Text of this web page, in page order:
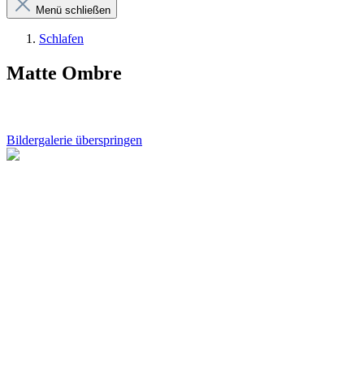
Menü schließen
Schlafen
Matte Ombre
Bildergalerie überspringen